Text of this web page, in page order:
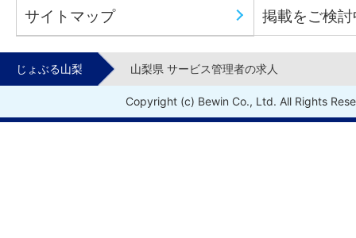
サイトマップ 掲載をご検
じょぶる山梨 山梨県 サービス管理者の求人
Copyright (c) Bewin Co., Ltd. All Rights